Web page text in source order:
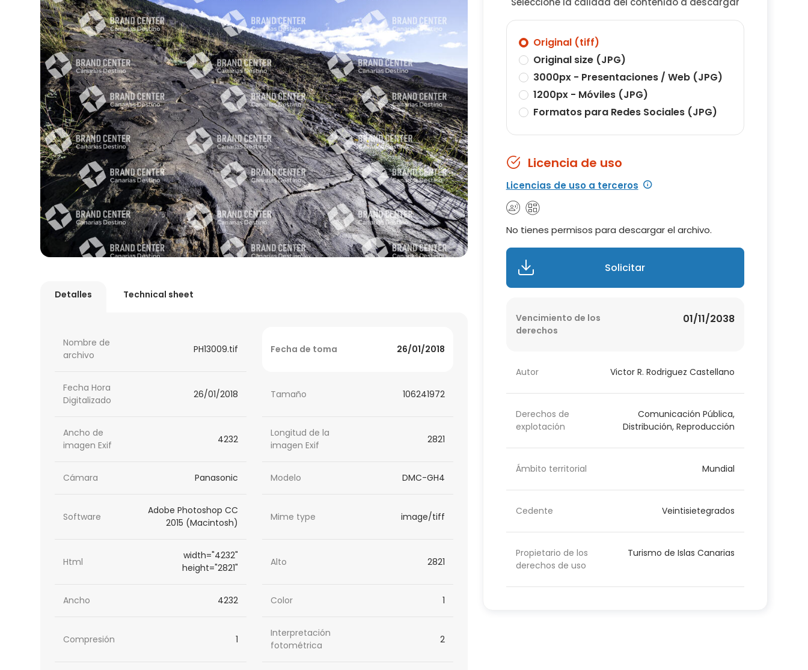
Detalles Technical sheet
Nombre de
archivo
PH13009.tif Fecha de toma 26/01/2018
Fecha Hora
Digitalizado
26/01/2018 Tamaño 106241972
Ancho de
imagen Exif
4232
Longitud de la
imagen Exif
2821
Cámara Panasonic Modelo DMC-GH4
Software
Adobe Photoshop CC
2015 (Macintosh)
Mime type image/tiff
Html
width="4232"
height="2821"
Alto 2821
Ancho 4232 Color 1
Compresión 1
Interpretación
fotométrica
2
Original (tiff)
Original size (JPG)
3000px - Presentaciones / Web (JPG)
1200px - Móviles (JPG)
Formatos para Redes Sociales (JPG)
Licencia de uso
Licencias de uso a terceros
No tienes permisos para descargar el archivo.
Solicitar
Vencimiento de los
derechos
01/11/2038
Autor Victor R. Rodriguez Castellano
Derechos de
explotación
Comunicación Pública,
Distribución, Reproducción
Ámbito territorial Mundial
Cedente Veintisietegrados
Propietario de los
derechos de uso
Turismo de Islas Canarias